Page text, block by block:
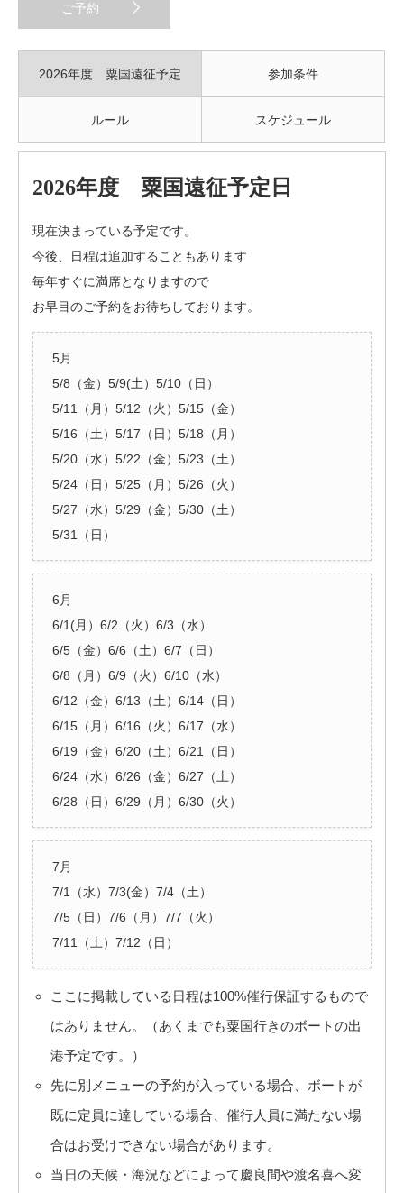
ご予約
2026年度 粟国遠征予定
日
参加条件
ルール スケジュール
2026年度 粟国遠征予定日
現在決まっている予定です。
今後、日程は追加することもあります
毎年すぐに満席となりますので
お早目のご予約をお待ちしております。
5月
5/8（金）5/9(土）5/10（日）
5/11（月）5/12（火）5/15（金）
5/16（土）5/17（日）5/18（月）
5/20（水）5/22（金）5/23（土）
5/24（日）5/25（月）5/26（火）
5/27（水）5/29（金）5/30（土）
5/31（日）
6月
6/1(月）6/2（火）6/3（水）
6/5（金）6/6（土）6/7（日）
6/8（月）6/9（火）6/10（水）
6/12（金）6/13（土）6/14（日）
6/15（月）6/16（火）6/17（水）
6/19（金）6/20（土）6/21（日）
6/24（水）6/26（金）6/27（土）
6/28（日）6/29（月）6/30（火）
7月
7/1（水）7/3(金）7/4（土）
7/5（日）7/6（月）7/7（火）
7/11（土）7/12（日）
ここに掲載している日程は100%催行保証するもので
はありません。（あくまでも粟国行きのボートの出
港予定です。）
先に別メニューの予約が入っている場合、ボートが
既に定員に達している場合、催行人員に満たない場
合はお受けできない場合があります。
当日の天候・海況などによって慶良間や渡名喜へ変